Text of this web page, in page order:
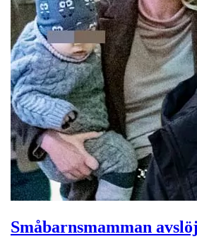
Småbarnsmamman